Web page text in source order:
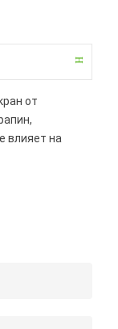
от
влияет на